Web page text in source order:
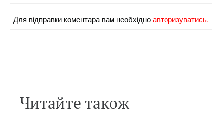
Для вiдправки коментара вам необхiдноавторизуватись.
Читайте також